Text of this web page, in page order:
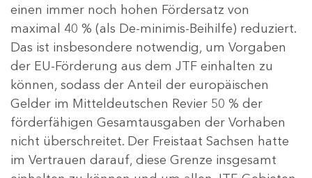
einen immer noch hohen Fördersatz von
maximal 40 % (als De-minimis-Beihilfe) reduziert.
Das ist insbesondere notwendig, um Vorgaben
der EU-Förderung aus dem JTF einhalten zu
können, sodass der Anteil der europäischen
Gelder im Mitteldeutschen Revier 50 % der
förderfähigen Gesamtausgaben der Vorhaben
nicht überschreitet. Der Freistaat Sachsen hatte
im Vertrauen darauf, diese Grenze insgesamt